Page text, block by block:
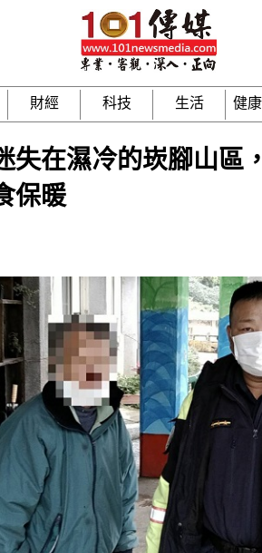
財經 科技 生活 健
失在濕冷的崁腳山區
保暖